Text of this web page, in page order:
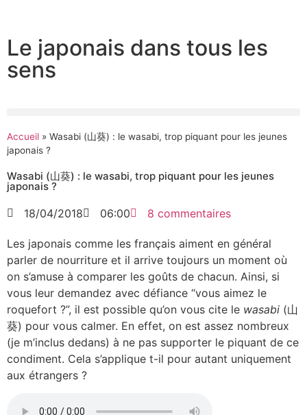
Le japonais dans tous les
sens
Accueil » Wasabi (山葵) : le wasabi, trop piquant pour les jeunes
japonais ?
Wasabi (山葵) : le wasabi, trop piquant pour les jeunes
japonais ?
18/04/2018 06:00 8 commentaires
Les japonais comme les français aiment en général
parler de nourriture et il arrive toujours un moment où
on s’amuse à comparer les goûts de chacun. Ainsi, si
vous leur demandez avec défiance “vous aimez le
roquefort ?”, il est possible qu’on vous cite le wasabi (山
葵) pour vous calmer. En effet, on est assez nombreux
(je m’inclus dedans) à ne pas supporter le piquant de ce
condiment. Cela s’applique t-il pour autant uniquement
aux étrangers ?